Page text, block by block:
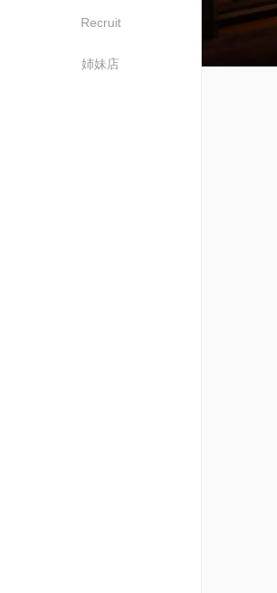
Recruit
姉妹店